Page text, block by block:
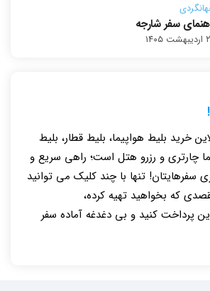
سفر شارجه
۱۴۰۵
خرید بلیط هواپیما، بلیط قطار، بلیط
چارتری و رزرو هتل است؛ راهی سریع و
سفرهایتان! تنها با چند کلیک می توانید
که بخواهید تهیه کرده،
پرداخت کنید و بی دغدغه آماده سفر